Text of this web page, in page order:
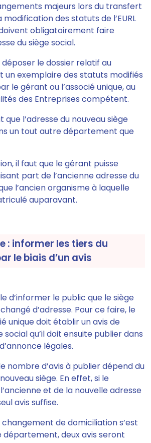
majeurs lors du transfert
modification des statuts de l’EURL
obligatoirement faire
du siège social.
déposer le dossier relatif au
un exemplaire des statuts modifiés
le gérant ou l’associé unique, au
des Entreprises compétent.
que l’adresse du nouveau siège
un tout autre département que
il faut que le gérant puisse
part de l’ancienne adresse du
l’ancien organisme à laquelle
auparavant.
: informer les tiers du
le biais d’un avis
d’informer le public que le siège
changé d’adresse. Pour ce faire, le
uniquedoit établir un avis de
qu’il doit ensuite publier dans
légales.
nombre d’avis à publier dépend du
siège. En effet, si le
et de la nouvelle adresse
avis suffise.
changement de domiciliation s’est
département, deux avis seront